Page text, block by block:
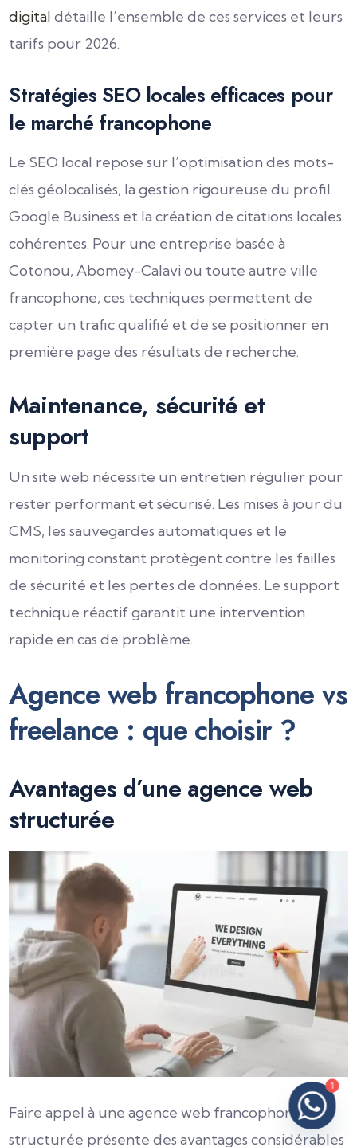
digital détaille l’ensemble de ces services et leurs
tarifs pour 2026.
Stratégies SEO locales efficaces pour
le marché francophone
Le SEO local repose sur l’optimisation des mots-
clés géolocalisés, la gestion rigoureuse du profil
Google Business et la création de citations locales
cohérentes. Pour une entreprise basée à
Cotonou, Abomey-Calavi ou toute autre ville
francophone, ces techniques permettent de
capter un trafic qualifié et de se positionner en
première page des résultats de recherche.
Maintenance, sécurité et
support
Un site web nécessite un entretien régulier pour
rester performant et sécurisé. Les mises à jour du
CMS, les sauvegardes automatiques et le
monitoring constant protègent contre les failles
de sécurité et les pertes de données. Le support
technique réactif garantit une intervention
rapide en cas de problème.
Agence web francophone vs
freelance : que choisir ?
Avantages d’une agence web
structurée
Faire appel à une agence web francophone
structurée présente des avantages considérables
1